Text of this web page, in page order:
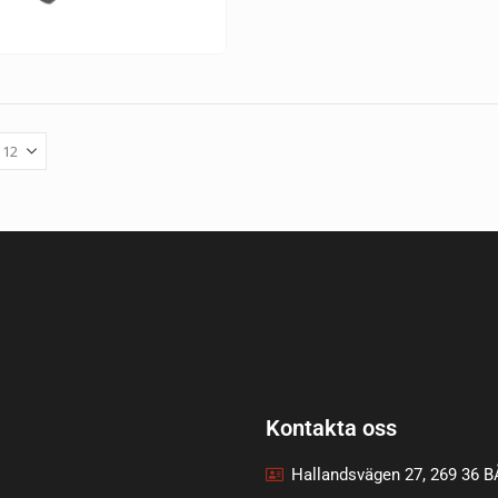
Kontakta oss
Hallandsvägen 27, 269 36